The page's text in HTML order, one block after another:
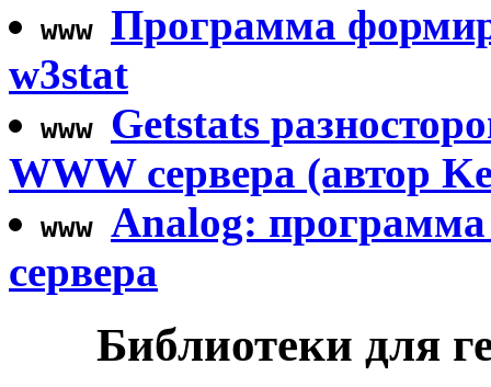
www Программа
w3stat
www Getstats
WWW сервера (автор
www Analog:
сервера
Библиотеки для